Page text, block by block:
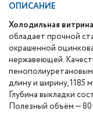
ОПИСАНИЕ
Холодильная
обладает прочной
окрашенной
нержавеющей.
пенополиуретановым
длину и ширину, 1185
Глубина выкладки
Полезный объём — 80